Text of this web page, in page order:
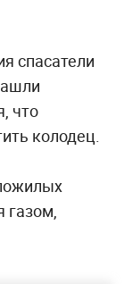
спасатели
что
колодец.
газом,